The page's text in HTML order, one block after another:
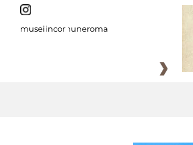
museiincomuneroma